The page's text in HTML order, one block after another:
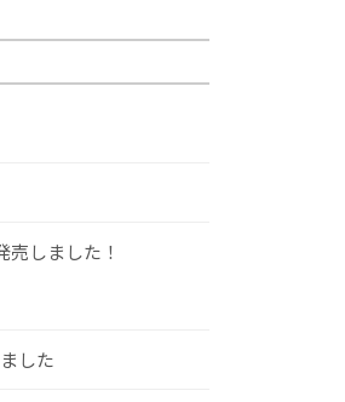
しました！
した